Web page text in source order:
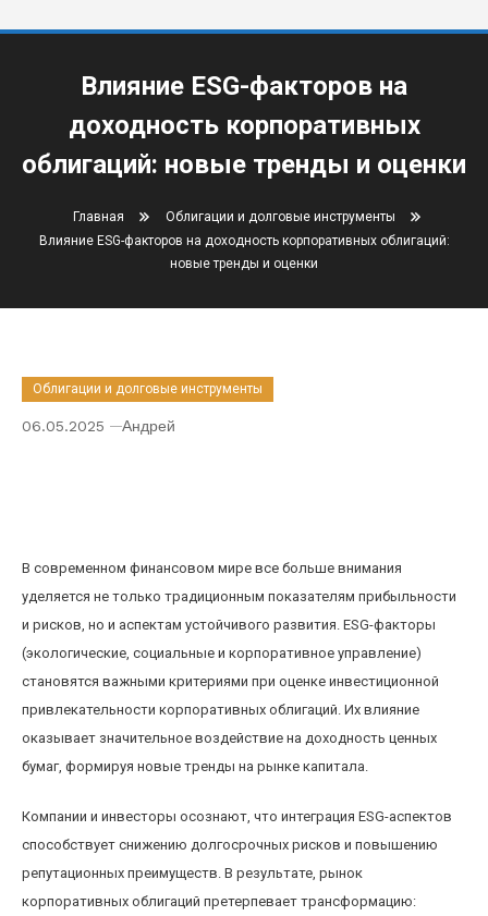
Влияние ESG-факторов на
доходность корпоративных
облигаций: новые тренды и оценки
Главная
Облигации и долговые инструменты
Влияние ESG-факторов на доходность корпоративных облигаций:
новые тренды и оценки
Облигации и долговые инструменты
06.05.2025 Андрей
В современном финансовом мире все больше внимания
уделяется не только традиционным показателям прибыльности
и рисков, но и аспектам устойчивого развития. ESG-факторы
(экологические, социальные и корпоративное управление)
становятся важными критериями при оценке инвестиционной
привлекательности корпоративных облигаций. Их влияние
оказывает значительное воздействие на доходность ценных
бумаг, формируя новые тренды на рынке капитала.
Компании и инвесторы осознают, что интеграция ESG-аспектов
способствует снижению долгосрочных рисков и повышению
репутационных преимуществ. В результате, рынок
корпоративных облигаций претерпевает трансформацию: